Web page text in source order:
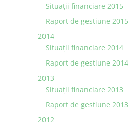
Situaţii financiare 2015
Raport de gestiune 2015
2014
Situaţii financiare 2014
Raport de gestiune 2014
2013
Situaţii financiare 2013
Raport de gestiune 2013
2012